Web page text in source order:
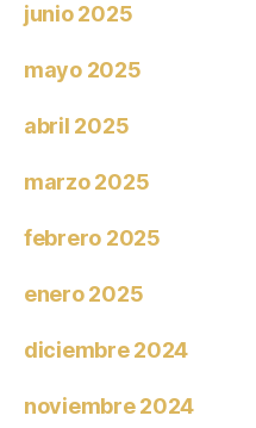
junio 2025
mayo 2025
abril 2025
marzo 2025
febrero 2025
enero 2025
diciembre 2024
noviembre 2024